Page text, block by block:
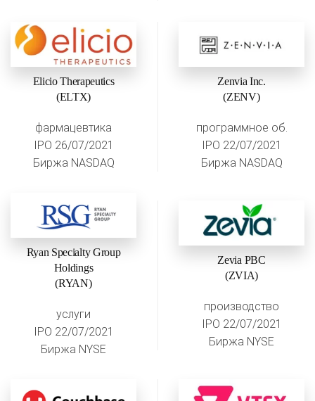
Elicio Therapeutics
(ELTX)
фармацевтика
IPO 26/07/2021
Биржа NASDAQ
Zenvia Inc.
(ZENV)
программное об.
IPO 22/07/2021
Биржа NASDAQ
Ryan Specialty Group
Holdings
(RYAN)
услуги
IPO 22/07/2021
Биржа NYSE
Zevia PBC
(ZVIA)
производство
IPO 22/07/2021
Биржа NYSE